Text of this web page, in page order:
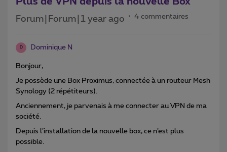
Forum|Forum|1 year ago 4 commentaires
D Dominique N
Bonjour,
Je possède une Box Proximus, connectée à un routeur Mesh
Synology (2 répétiteurs).
Anciennement, je parvenais à me connecter au VPN de ma
société.
Depuis l’installation de la nouvelle box, ce n’est plus
possible.